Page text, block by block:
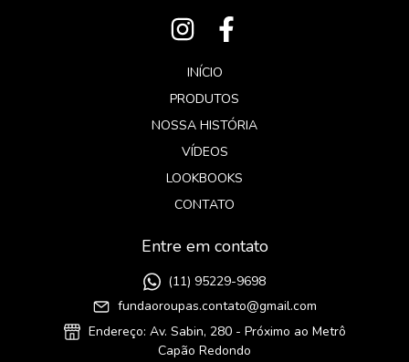
INÍCIO
PRODUTOS
NOSSA HISTÓRIA
VÍDEOS
LOOKBOOKS
CONTATO
Entre em contato
(11) 95229-9698
fundaoroupas.contato@gmail.com
Endereço: Av. Sabin, 280 - Próximo ao Metrô
Capão Redondo